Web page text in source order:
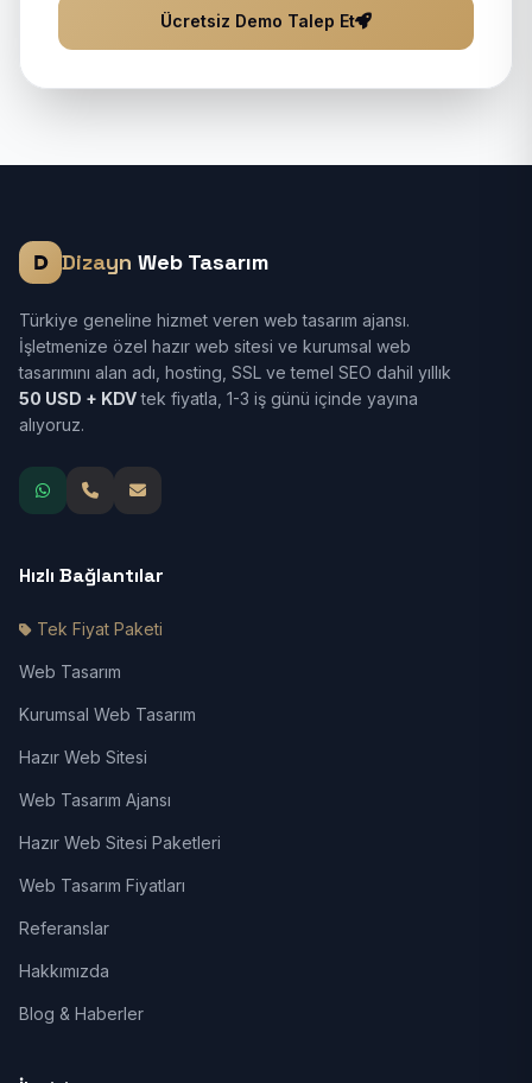
Ücretsiz Demo Talep Et
Dizayn Web Tasarım
Türkiye geneline hizmet veren web tasarım ajansı.
İşletmenize özel hazır web sitesi ve kurumsal web
tasarımını alan adı, hosting, SSL ve temel SEO dahil yıllık
50 USD + KDVtek fiyatla, 1-3 iş günü içinde yayına
alıyoruz.
Hızlı Bağlantılar
Tek Fiyat Paketi
Web Tasarım
Kurumsal Web Tasarım
Hazır Web Sitesi
Web Tasarım Ajansı
Hazır Web Sitesi Paketleri
Web Tasarım Fiyatları
Referanslar
Hakkımızda
Blog & Haberler